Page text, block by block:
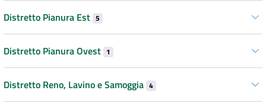
Distretto Pianura Est 5
Distretto Pianura Ovest 1
Distretto Reno, Lavino e Samoggia 4